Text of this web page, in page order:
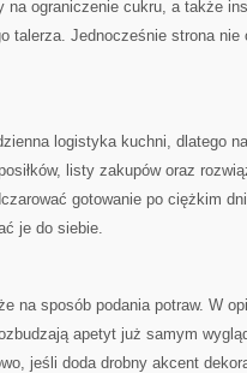
na ograniczenie cukru, a także
talerza. Jednocześnie strona
logistyka kuchni, dlatego
listy zakupów oraz
gotowanie po ciężkim
je do siebie.
na sposób podania potraw. W
apetyt już samym
jeśli doda drobny akcent